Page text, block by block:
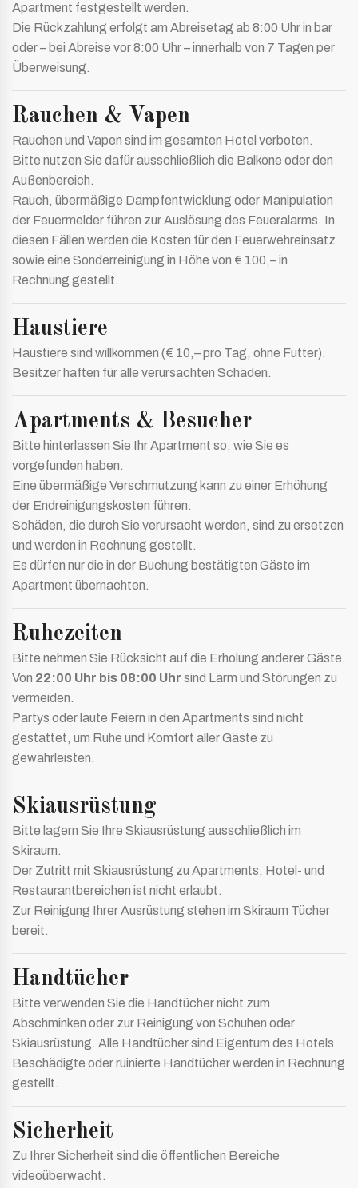
Apartment festgestellt werden.
Die Rückzahlung erfolgt am Abreisetag ab 8:00 Uhr in bar
oder – bei Abreise vor 8:00 Uhr – innerhalb von 7 Tagen per
Überweisung.
Rauchen & Vapen
Rauchen und Vapen sind im gesamten Hotel verboten.
Bitte nutzen Sie dafür ausschließlich die Balkone oder den
Außenbereich.
Rauch, übermäßige Dampfentwicklung oder Manipulation
der Feuermelder führen zur Auslösung des Feueralarms. In
diesen Fällen werden die Kosten für den Feuerwehreinsatz
sowie eine Sonderreinigung in Höhe von € 100,– in
Rechnung gestellt.
Haustiere
Haustiere sind willkommen (€ 10,– pro Tag, ohne Futter).
Besitzer haften für alle verursachten Schäden.
Apartments & Besucher
Bitte hinterlassen Sie Ihr Apartment so, wie Sie es
vorgefunden haben.
Eine übermäßige Verschmutzung kann zu einer Erhöhung
der Endreinigungskosten führen.
Schäden, die durch Sie verursacht werden, sind zu ersetzen
und werden in Rechnung gestellt.
Es dürfen nur die in der Buchung bestätigten Gäste im
Apartment übernachten.
Ruhezeiten
Bitte nehmen Sie Rücksicht auf die Erholung anderer Gäste.
Von 22:00 Uhr bis 08:00 Uhr sind Lärm und Störungen zu
vermeiden.
Partys oder laute Feiern in den Apartments sind nicht
gestattet, um Ruhe und Komfort aller Gäste zu
gewährleisten.
Skiausrüstung
Bitte lagern Sie Ihre Skiausrüstung ausschließlich im
Skiraum.
Der Zutritt mit Skiausrüstung zu Apartments, Hotel- und
Restaurantbereichen ist nicht erlaubt.
Zur Reinigung Ihrer Ausrüstung stehen im Skiraum Tücher
bereit.
Handtücher
Bitte verwenden Sie die Handtücher nicht zum
Abschminken oder zur Reinigung von Schuhen oder
Skiausrüstung. Alle Handtücher sind Eigentum des Hotels.
Beschädigte oder ruinierte Handtücher werden in Rechnung
gestellt.
Sicherheit
Zu Ihrer Sicherheit sind die öffentlichen Bereiche
videoüberwacht.